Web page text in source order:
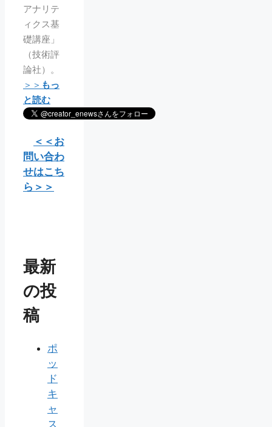
アナリテ
ィクス基
礎講座」
（技術評
論社）。
＞＞ もっ
と読む
＜＜お
問い合わ
せはこち
ら＞＞
最新
の投
稿
ポ
ッ
ド
キ
ャ
ス